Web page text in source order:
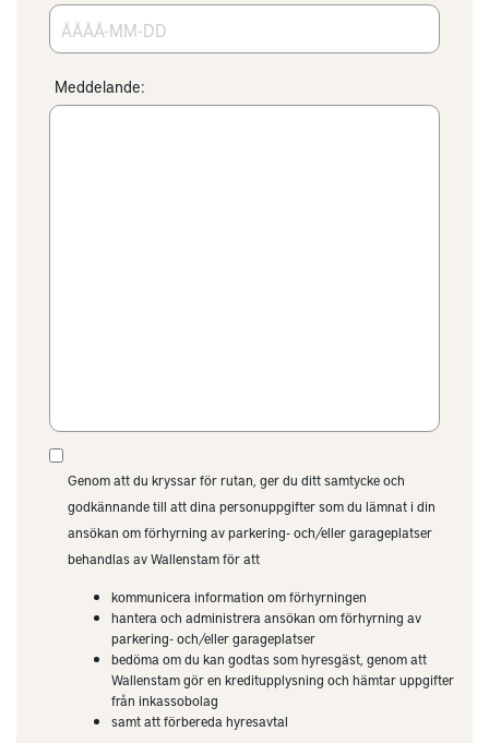
Meddelande:
Genom att du kryssar för rutan, ger du ditt samtycke och
godkännande till att dina personuppgifter som du lämnat i din
ansökan om förhyrning av parkering- och/eller garageplatser
behandlas av Wallenstam för att
kommunicera information om förhyrningen
hantera och administrera ansökan om förhyrning av
parkering- och/eller garageplatser
bedöma om du kan godtas som hyresgäst, genom att
Wallenstam gör en kreditupplysning och hämtar uppgifter
från inkassobolag
samt att förbereda hyresavtal